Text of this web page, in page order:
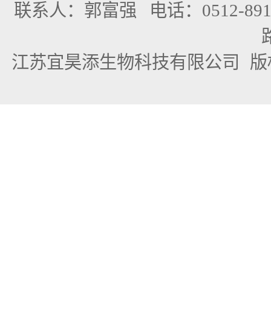
联系人：郭富强 电话：0512-
江苏宜昊添生物科技有限公司